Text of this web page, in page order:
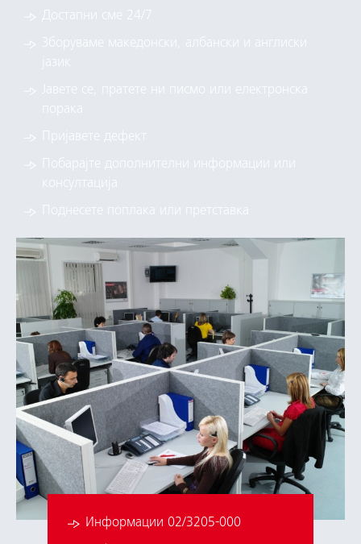
Достапни сме 24/7
Зборуваме македонски, албански и англиски
јазик
Јавете се, пратете ни писмо или електронска
порака
Пријавете дефект
Побарајте дополнителни информации или
консултација
Поднесете поплака или претставка
Информации 02/3205-000